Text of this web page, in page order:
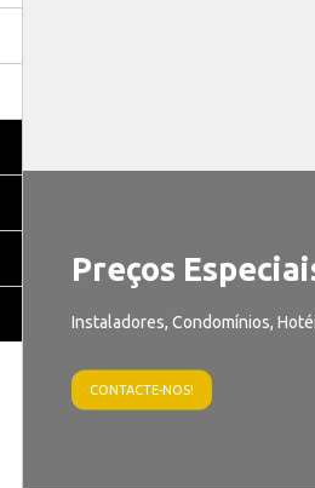
Preços
Instaladores, Condomínios,
CONTACTE-NOS!